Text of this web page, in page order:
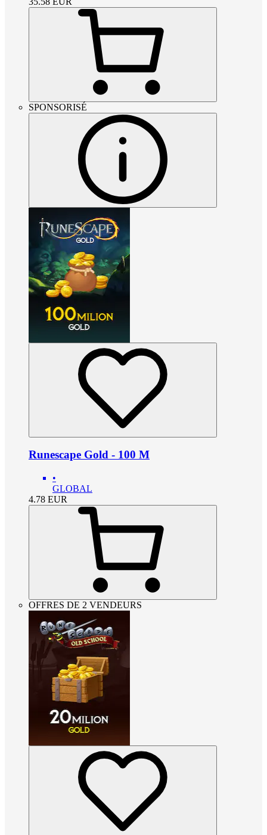
SPONSORISÉ
Runescape Gold - 100 M
•
GLOBAL
4.78 EUR
OFFRES DE 2 VENDEURS